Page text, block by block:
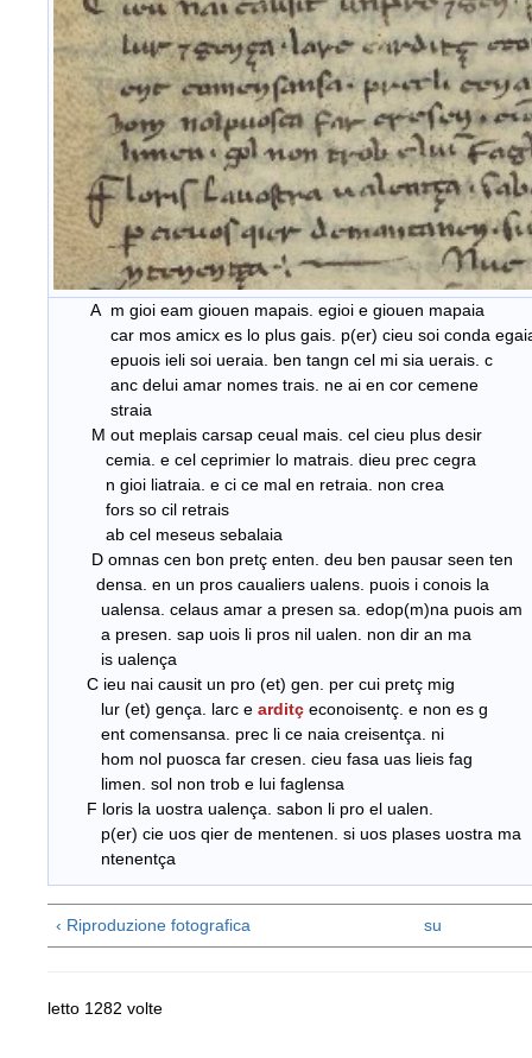
A m gioi eam giouen mapais. egioi e giouen mapaia
car mos amicx es lo plus gais. p(er) cieu soi conda
epuois ieli soi ueraia. ben tangn cel mi sia uerais. c
anc delui amar nomes trais. ne ai en cor cemene
straia
M out meplais carsap ceual mais. cel cieu plus desir
cemia. e cel ceprimier lo matrais. dieu prec cegra
n gioi liatraia. e ci ce mal en retraia. non crea
fors so cil retrais
ab cel meseus sebalaia
D omnas cen bon pretç enten. deu ben pausar seen ten
densa. en un pros caualiers ualens. puois i conois la
ualensa. celaus amar a presen sa. edop(m)na puois am
a presen. sap uois li pros nil ualen. non dir an ma
is ualença
C ieu nai causit un pro (et) gen. per cui pretç mig
lur (et) gença. larc e arditç econoisentç. e non es g
ent comensansa. prec li ce naia creisentça. ni
hom nol puosca far cresen. cieu fasa uas lieis fag
limen. sol non trob e lui faglensa
F loris la uostra ualença. sabon li pro el ualen.
p(er) cie uos qier de mentenen. si uos plases uostra ma
ntenentça
‹ Riproduzione fotografica su
letto 1282 volte